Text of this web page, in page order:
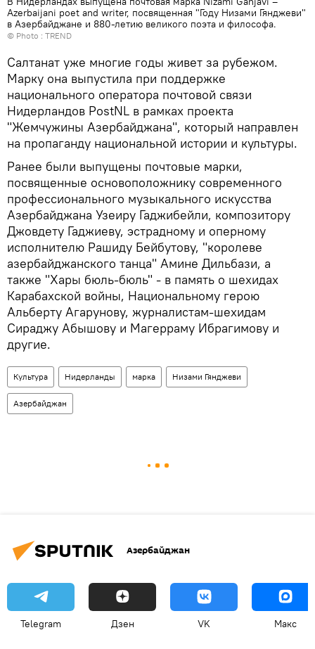
Azerbaijani poet and writer, посвященная "Году Низами Гянджеви"
в Азербайджане и 880-летию великого поэта и философа.
© Photo : TREND
Салтанат уже многие годы живет за рубежом.
Марку она выпустила при поддержке
национального оператора почтовой связи
Нидерландов PostNL в рамках проекта
"Жемчужины Азербайджана", который направлен
на пропаганду национальной истории и культуры.
Ранее были выпущены почтовые марки,
посвященные основоположнику современного
профессионального музыкального искусства
Азербайджана Узеиру Гаджибейли, композитору
Джовдету Гаджиеву, эстрадному и оперному
исполнителю Рашиду Бейбутову, "королеве
азербайджанского танца" Амине Дильбази, а
также "Хары бюль-бюль" - в память о шехидах
Карабахской войны, Национальному герою
Альберту Агарунову, журналистам-шехидам
Сираджу Абышову и Магерраму Ибрагимову и
другие.
Культура Нидерланды марка Низами Гянджеви
Азербайджан
Азербайджан
Telegram Дзен VK Макс